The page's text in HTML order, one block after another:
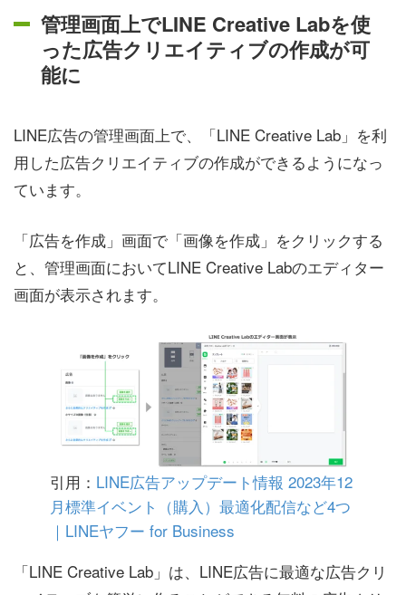
管理画面上でLINE Creative Labを使
った広告クリエイティブの作成が可
能に
LINE広告の管理画面上で、「LINE Creative Lab」を利
用した広告クリエイティブの作成ができるようになっ
ています。
「広告を作成」画面で「画像を作成」をクリックする
と、管理画面においてLINE Creative Labのエディター
画面が表示されます。
引用： LINE広告アップデート情報 2023年12
月標準イベント（購入）最適化配信など4つ
｜LINEヤフー for Business
「LINE Creative Lab」は、LINE広告に最適な広告クリ